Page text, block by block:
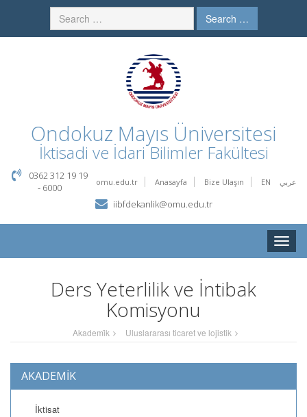
Search …
Ondokuz Mayıs Üniversitesi
İktisadi ve İdari Bilimler Fakültesi
omu.edu.tr Anasayfa Bize Ulaşın EN عربي
0362 312 19 19
- 6000
iibfdekanlik@omu.edu.tr
Toggle
Ders Yeterlilik ve İntibak
Komisyonu
Akademi̇k Uluslararası ticaret ve lojistik
AKADEMİK
İktisat